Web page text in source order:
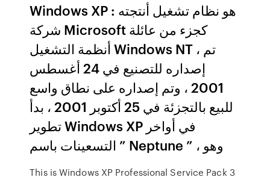
Windows XP : هو نظام تشغيل أنتجته
شركة Microsoft كجزء من عائلة
أنظمة التشغيل Windows NT ، تم
إصداره للتصنيع في 24 أغسطس
2001 ، وتم إصداره على نطاق واسع
للبيع بالتجزئة في 25 أكتوبر 2001 ، بدأ
تطوير Windows XP في أواخر
التسعينات باسم ” Neptune ” ، وهو
This is Windows XP Professional Service Pack 3